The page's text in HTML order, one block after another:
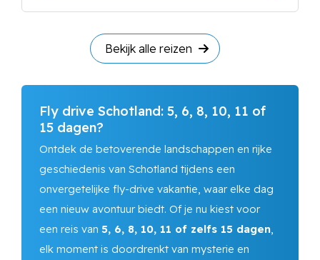
Bekijk alle reizen
Fly drive Schotland: 5, 6, 8, 10, 11 of
15 dagen?
Ontdek de betoverende landschappen en rijke
geschiedenis van Schotland tijdens een
onvergetelijke fly-drive vakantie, waar elke dag
een nieuw avontuur biedt. Of je nu kiest voor
een reis van 5, 6, 8, 10, 11 of zelfs 15 dagen,
elk moment is doordrenkt van mysterie en